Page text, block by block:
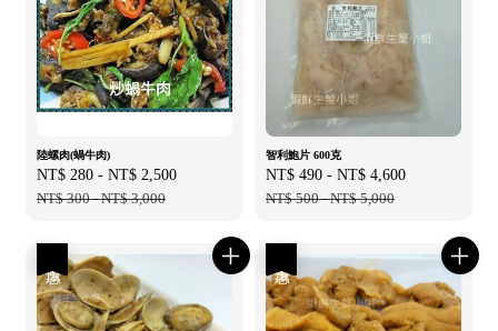
陸螺肉(蝸牛肉)
Sale
price
NT$ 280 - NT$ 2,500
NT$ 300-NT$ 3,000
智利鮑片 600克
Sale
price
NT$ 490 - NT$ 4,600
NT$ 500-NT$ 5,000